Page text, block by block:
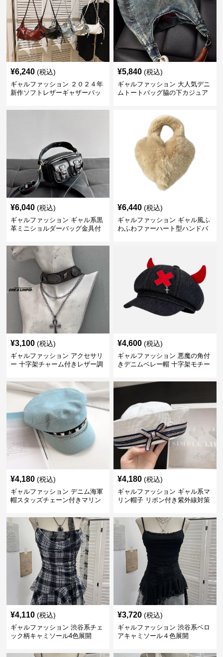
¥6,240 (税込)
ギャルファッション ２０２４年
新作ソフトレザーギャザーバッ
¥5,840 (税込)
ギャルファッション 大人気デニ
ムトートバッグ脇の下カジュア
¥6,040 (税込)
ギャルファッション ギャル系黒
革ミニショルダーバッグ金具付
¥6,440 (税込)
ギャルファッション ギャル風ふ
わふわファーハート型ハンドバ
¥3,100 (税込)
ギャルファッション アクセサリ
ー 十字架チャーム付きレザー調
¥4,600 (税込)
ギャルファッション 悪魔の角付
きデニムベレー帽 十字架モチー
¥4,180 (税込)
ギャルファッション デニム海軍
帽スタッズチェーン付きマリン
¥4,180 (税込)
ギャルファッション ギャル系マ
リン帽子 リボン付き紫外線対策
¥4,110 (税込)
ギャルファッション 渋谷系チェ
ック柄キャミソール4色展開
¥3,720 (税込)
ギャルファッション 渋谷系ベロ
アキャミソール４色展開